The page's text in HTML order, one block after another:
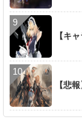
【キ
【悲